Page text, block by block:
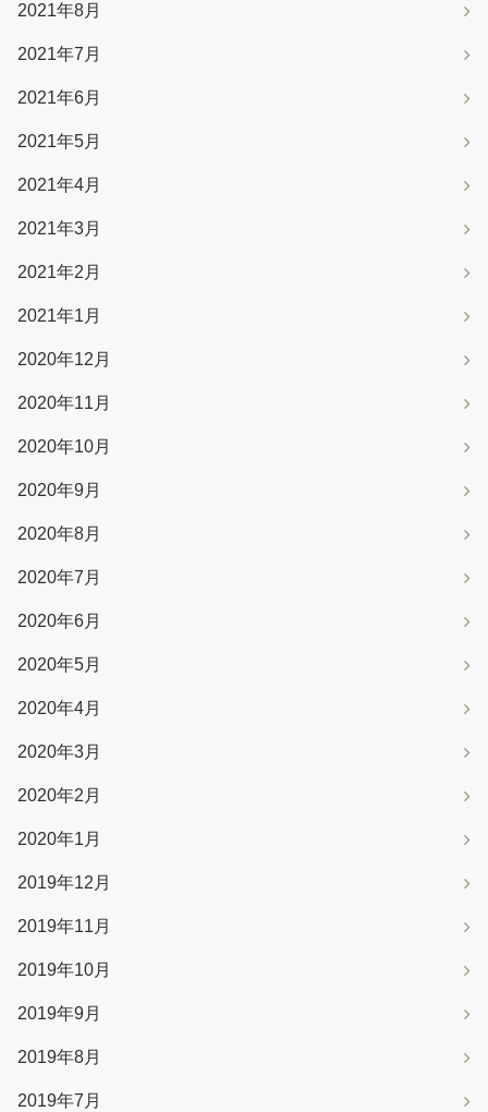
2021年8月
2021年7月
2021年6月
2021年5月
2021年4月
2021年3月
2021年2月
2021年1月
2020年12月
2020年11月
2020年10月
2020年9月
2020年8月
2020年7月
2020年6月
2020年5月
2020年4月
2020年3月
2020年2月
2020年1月
2019年12月
2019年11月
2019年10月
2019年9月
2019年8月
2019年7月